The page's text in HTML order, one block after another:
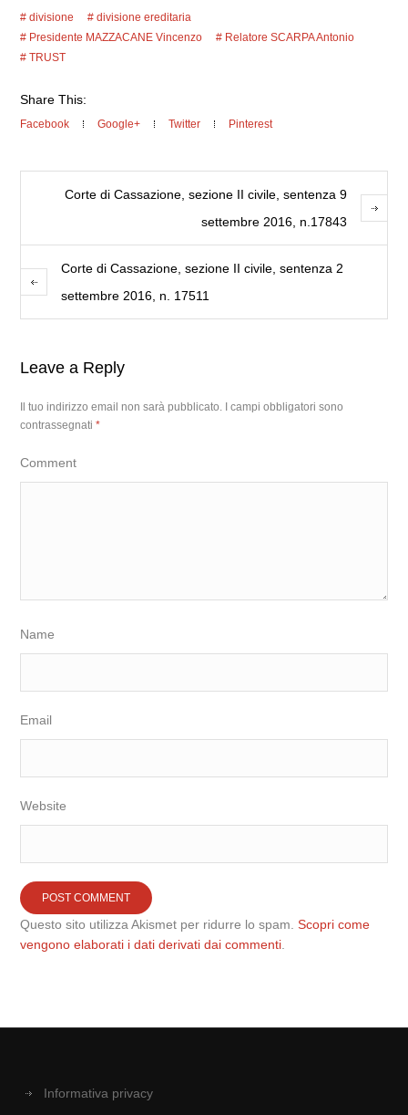
divisione
divisione ereditaria
Presidente MAZZACANE Vincenzo
Relatore SCARPA Antonio
TRUST
Share This:
Facebook Google+ Twitter Pinterest
Corte di Cassazione, sezione II civile, sentenza 9
settembre 2016, n.17843
Corte di Cassazione, sezione II civile, sentenza 2
settembre 2016, n. 17511
Leave a Reply
Il tuo indirizzo email non sarà pubblicato.
I campi obbligatori sono
contrassegnati*
Comment
Name
Email
Website
Questo sito utilizza Akismet per ridurre lo spam.Scopri come
vengono elaborati i dati derivati dai commenti
Informativa privacy